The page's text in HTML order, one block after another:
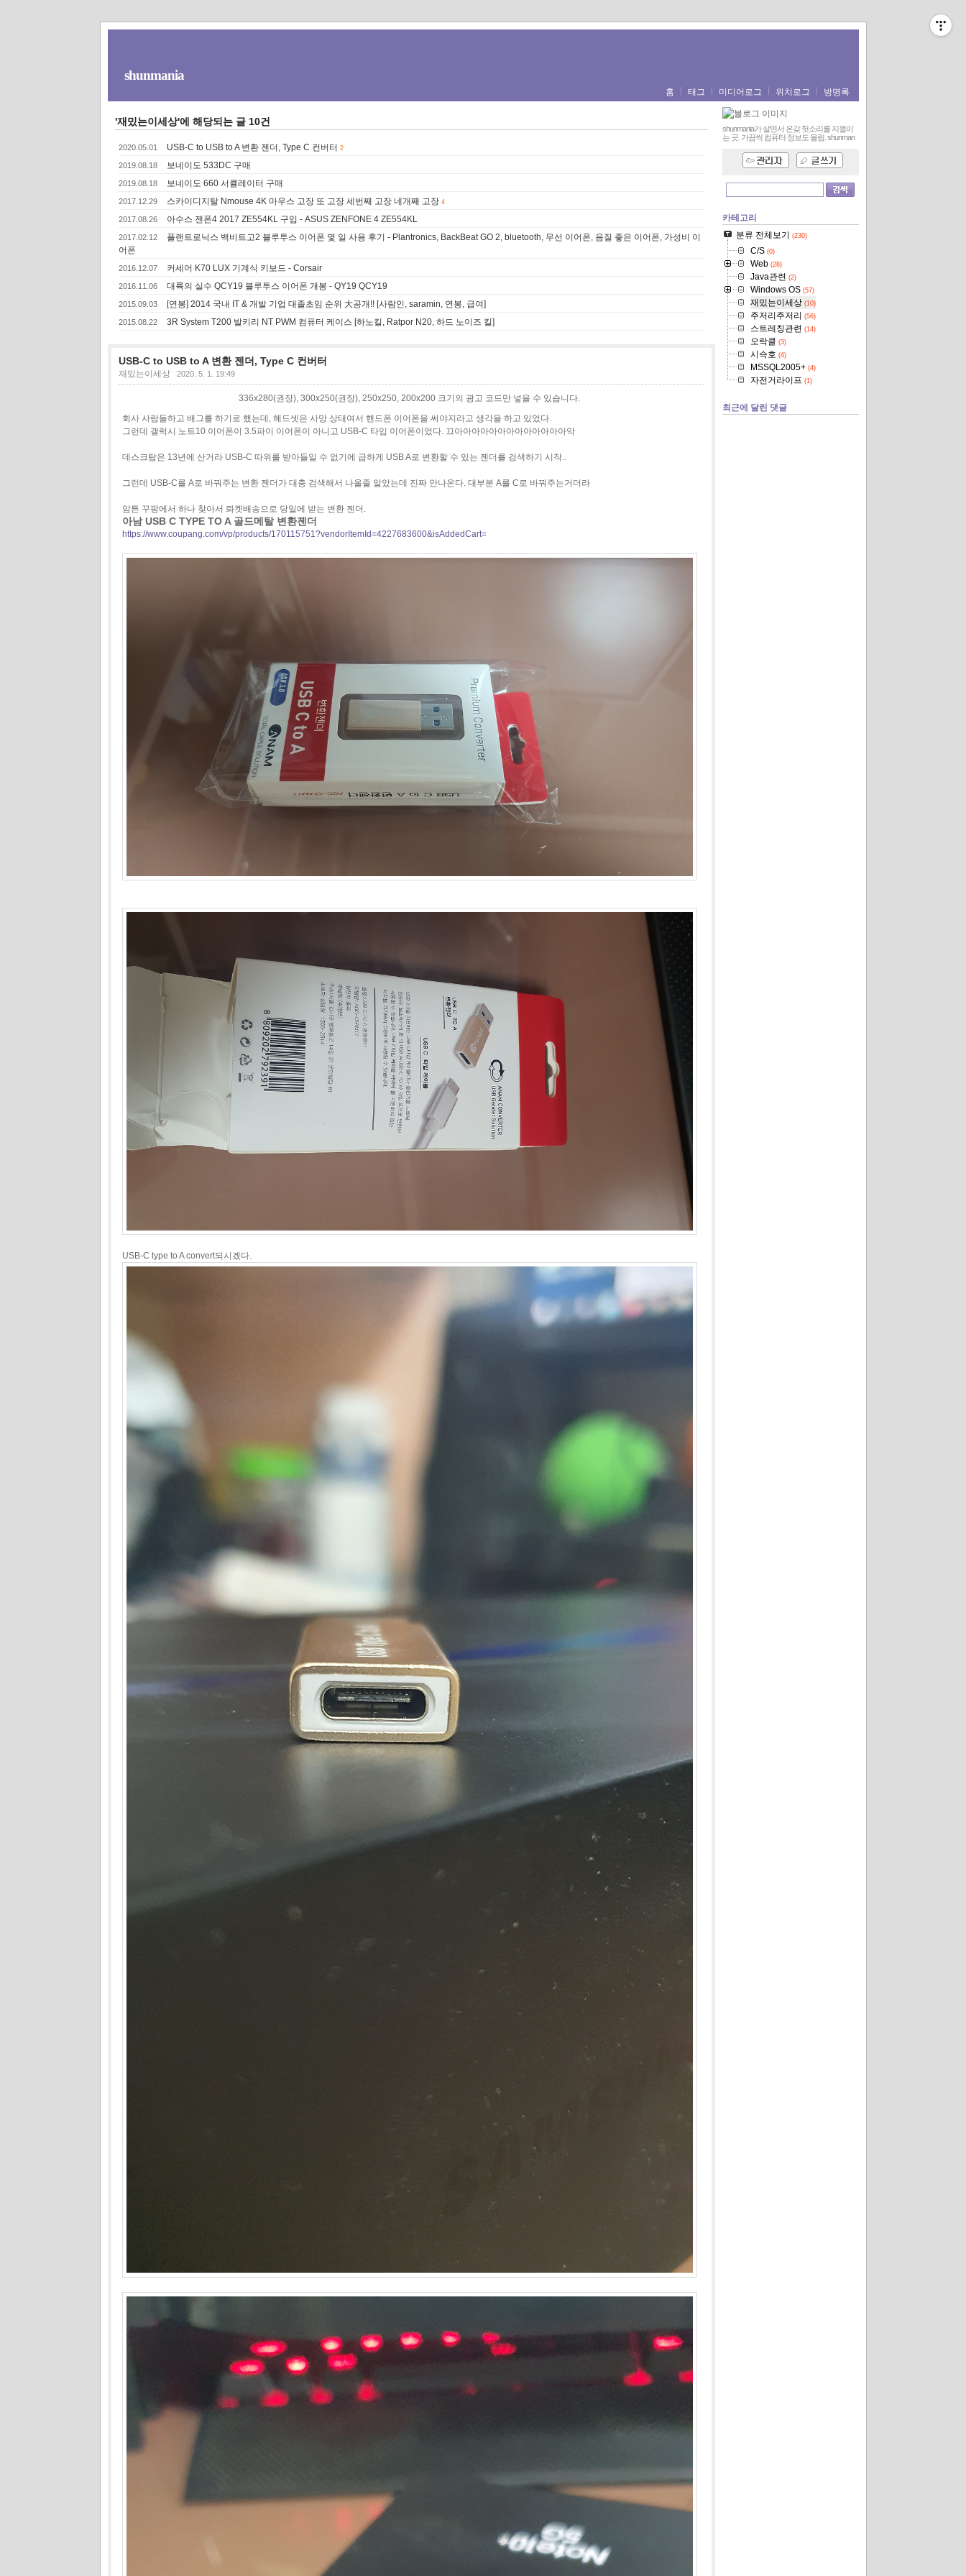
shunmania
홈 태그 미디어로그 위치로그 방명록
'재밌는이세상'에 해당되는 글 10건
2020.05.01 USB-C to USB to A 변환 젠더, Type C 컨버터 2
2019.08.18 보네이도 533DC 구매
2019.08.18 보네이도 660 서큘레이터 구매
2017.12.29 스카이디지탈 Nmouse 4K 마우스 고장 또 고장 세번째 고장 네개째 고장 4
2017.08.26 아수스 젠폰4 2017 ZE554KL 구입 - ASUS ZENFONE 4 ZE554KL
2017.02.12
플랜트로닉스 백비트고2 블루투스 이어폰 몇 일 사용 후기 - Plantronics, BackBeat GO 2, bluetooth, 무선 이어폰, 음질 좋은 이어폰, 가성비 이
어폰
2016.12.07 커세어 K70 LUX 기계식 키보드 - Corsair
2016.11.06 대륙의 실수 QCY19 블루투스 이어폰 개봉 - QY19 QCY19
2015.09.03 [연봉] 2014 국내 IT & 개발 기업 대졸초임 순위 大공개!! [사람인, saramin, 연봉, 급여]
2015.08.22 3R System T200 발키리 NT PWM 컴퓨터 케이스 [하노킬, Ratpor N20, 하드 노이즈 킬]
USB-C to USB to A 변환 젠더, Type C 컨버터
재밌는이세상 2020. 5. 1. 19:49
336x280(권장), 300x250(권장), 250x250, 200x200 크기의 광고 코드만 넣을 수 있습니다.
회사 사람들하고 배그를 하기로 했는데, 헤드셋은 사망 상태여서 핸드폰 이어폰을 써야지라고 생각을 하고 있었다.
그런데 갤럭시 노트10 이어폰이 3.5파이 이어폰이 아니고 USB-C 타입 이어폰이었다. 끄아아아아아아아아아아아아아악
데스크탑은 13년에 산거라 USB-C 따위를 받아들일 수 없기에 급하게 USB A로 변환할 수 있는 젠더를 검색하기 시작..
그런데 USB-C를 A로 바꿔주는 변환 젠더가 대충 검색해서 나올줄 알았는데 진짜 안나온다. 대부분 A를 C로 바꿔주는거더라
암튼 꾸팡에서 하나 찾아서 롸켓배송으로 당일에 받는 변환 젠더.
아남 USB C TYPE TO A 골드메탈 변환젠더
https://www.coupang.com/vp/products/170115751?vendorItemId=4227683600&isAddedCart=
USB-C type to A convert되시겠다.
shunmania가 살면서 온갖 헛소리를 지껄이
는 곳. 가끔씩 컴퓨터 정보도 올림. shunman
카테고리
분류 전체보기
(230)
C/S(0)
Web(28)
Java관련 (2)
Windows OS(57)
재밌는이세상(10)
주저리주저리 (56)
스트레칭관련 (14)
오락클 (3)
시슥호 (4)
MSSQL2005+(4)
자전거라이프 (1)
최근에 달린 댓글